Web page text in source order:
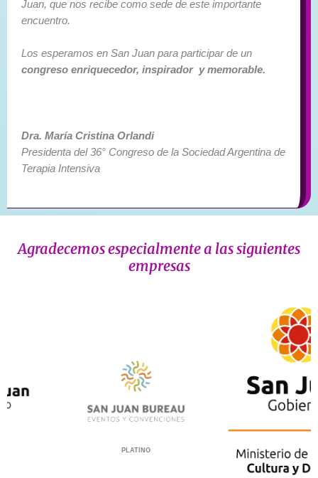
Juan, que nos recibe como sede de este importante
encuentro.
Los esperamos en San Juan para participar de un
congreso enriquecedor, inspirador y memorable.
Dra. María Cristina Orlandi
Presidenta del 36° Congreso de la Sociedad Argentina de
Terapia Intensiva
Agradecemos especialmente a las siguientes
empresas
PLATINO